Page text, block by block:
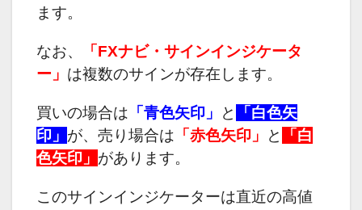
ます。
なお、
「FXナビ・サインインジケータ
ー」 は複数のサインが存在します。
買いの場合は 「青色矢印」 と
「白色矢
印」 が、売り場合は 「赤色矢印」 と
「白
色矢印」 があります。
このサインインジケーターは直近の高値